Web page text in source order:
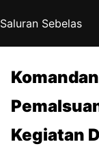
Saluran Sebelas
Kegiatan